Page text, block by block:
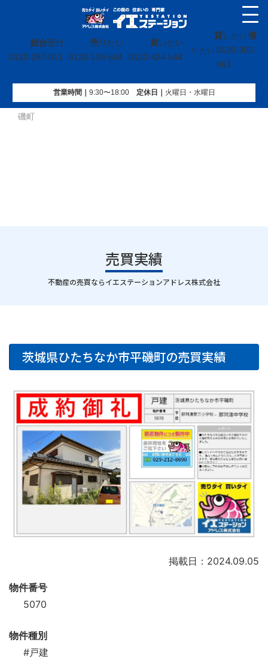
総合受付
0120-297-011
売りたい
0120-139-664
買いたい
0120-424-544
貸し たい 借
り たい 0120-302-
563
営業時間｜ 9:30〜18:00定休⽇｜ 火曜⽇・水曜⽇
イエステーション»売買実績»戸建»茨城県ひたちなか市平
磯町
売買実績
｜
不動産の売買ならイエステーションアドレス株式会社
茨城県ひたちなか市平磯町の売買実績
掲載日：2024.09.05
物件番号
5070
物件種別
#戸建